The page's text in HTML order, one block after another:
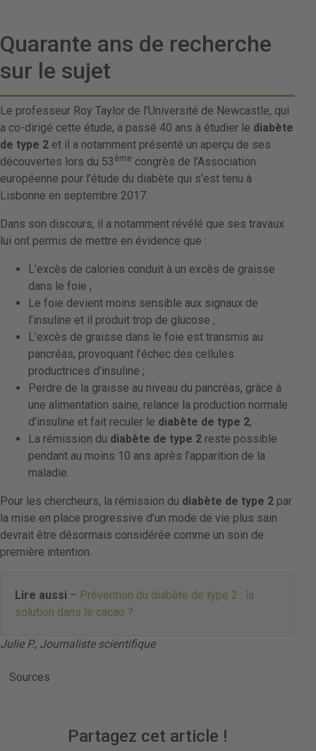
Quarante ans de recherche
sur le sujet
Le professeur Roy Taylor de l’Université de Newcastle, qui
a co-dirigé cette étude, a passé 40 ans à étudier le diabète
de type 2 et il a notamment présenté un aperçu de ses
découvertes lors du 53 ème congrès de l’Association
européenne pour l’étude du diabète qui s’est tenu à
Lisbonne en septembre 2017.
Dans son discours, il a notamment révélé que ses travaux
lui ont permis de mettre en évidence que :
L’excès de calories conduit à un excès de graisse
dans le foie ;
Le foie devient moins sensible aux signaux de
l’insuline et il produit trop de glucose ;
L’excès de graisse dans le foie est transmis au
pancréas, provoquant l’échec des cellules
productrices d’insuline ;
Perdre de la graisse au niveau du pancréas, grâce à
une alimentation saine, relance la production normale
d’insuline et fait reculer le diabète de type 2;
La rémission du diabète de type 2 reste possible
pendant au moins 10 ans après l’apparition de la
maladie.
Pour les chercheurs, la rémission du diabète de type 2 par
la mise en place progressive d’un mode de vie plus sain
devrait être désormais considérée comme un soin de
première intention.
Lire aussi – Prévention du diabète de type 2 : la
solution dans le cacao ?
Julie P., Journaliste scientifique
Sources
Partagez cet article !